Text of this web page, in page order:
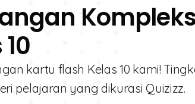
kartu flash Kelas 10 kami!
pelajaran yang dikurasi Quizizz.